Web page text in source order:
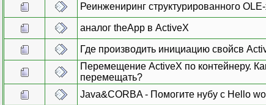
Реинжениринг структурированного
аналог theApp в ActiveX
Где производить инициацию свойсв
Перемещение ActiveX по контейнеру.
перемещать?
Java&CORBA - Помогите нубу с Hello